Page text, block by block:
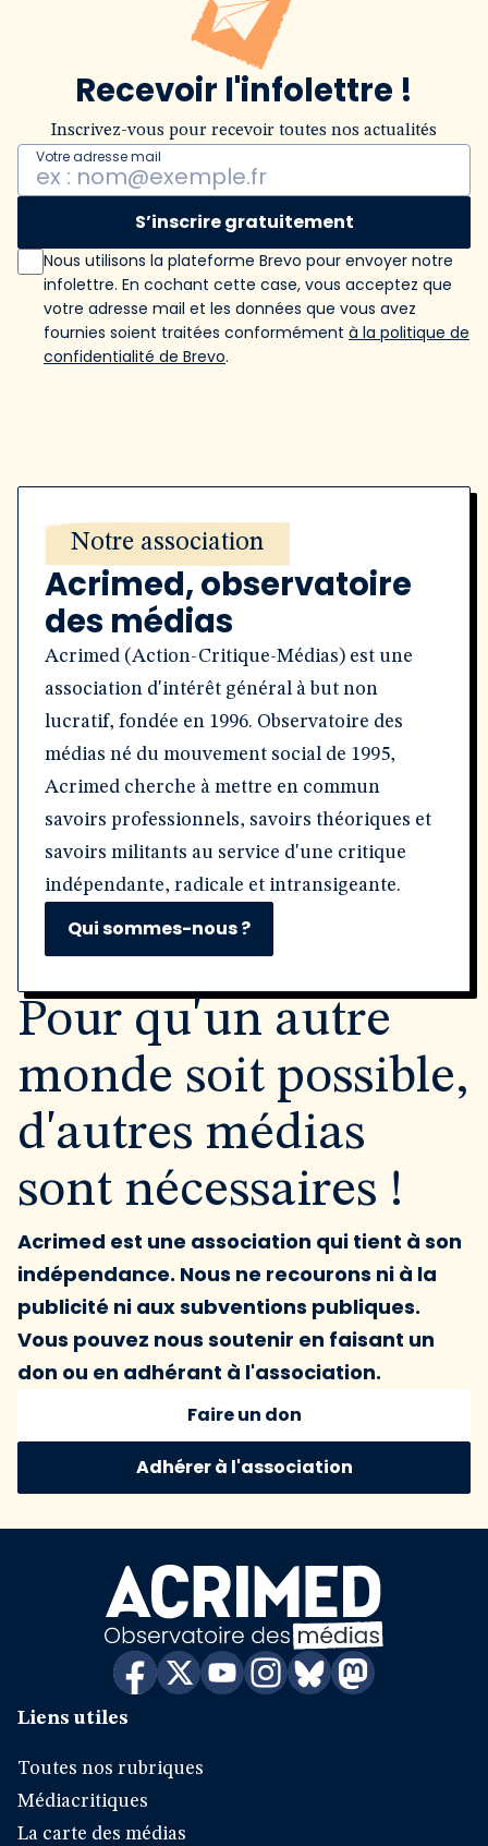
Recevoir l'infolettre !
Inscrivez-vous pour recevoir toutes nos actualités
Votre adresse mail
S’inscrire gratuitement
Nous utilisons la plateforme Brevo pour envoyer notre
infolettre. En cochant cette case, vous acceptez que
votre adresse mail et les données que vous avez
fournies soient traitées conformément à la politique de
confidentialité de Brevo.
Notre association
Acrimed, observatoire
des médias
Acrimed (Action-Critique-Médias) est une
association d'intérêt général à but non
lucratif, fondée en 1996. Observatoire des
médias né du mouvement social de 1995,
Acrimed cherche à mettre en commun
savoirs professionnels, savoirs théoriques et
savoirs militants au service d'une critique
indépendante, radicale et intransigeante.
Qui sommes-nous ?
Pour qu'un autre
monde soit possible,
d'autres médias
sont nécessaires !
Acrimed est une association qui tient à son
indépendance. Nous ne recourons ni à la
publicité ni aux subventions publiques.
Vous pouvez nous soutenir en faisant un
don ou en adhérant à l'association.
Faire un don
Adhérer à l'association
Liens utiles
Toutes nos rubriques
Médiacritiques
La carte des médias